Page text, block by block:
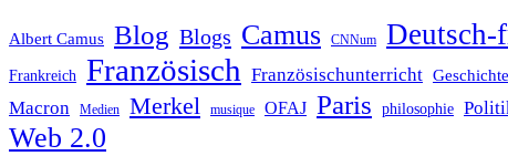
Albert Camus Blog Blogs Camus CNNum Deutsch-
Frankreich Französisch Französischunterricht Geschichte
Macron Medien Merkel musique OFAJ Paris philosophie
Web 2.0